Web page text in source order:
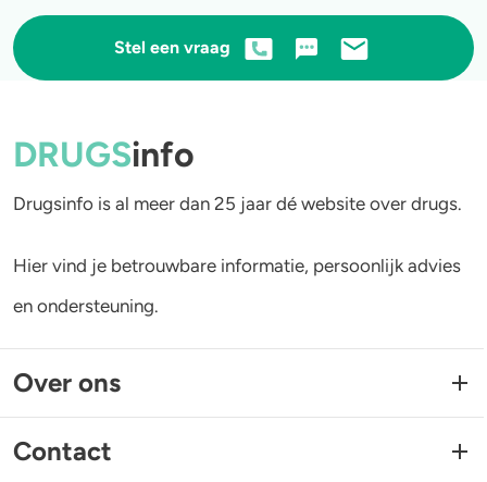
Stel een vraag
DRUGSinfo
Drugsinfo is al meer dan 25 jaar dé website over drugs.
Hier vind je betrouwbare informatie, persoonlijk advies
en ondersteuning.
Over ons
Contact